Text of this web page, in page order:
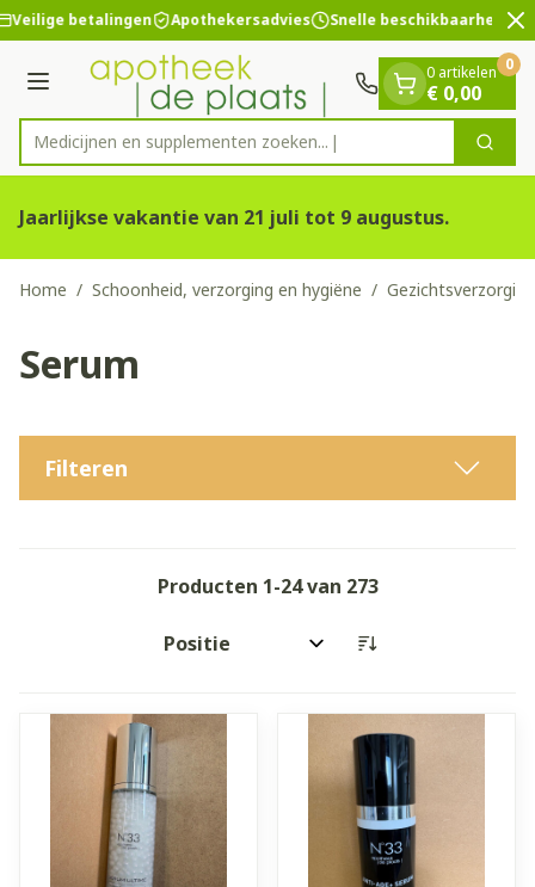
Ga naar de inhoud
2 van 2
Veilige betalingen Apothekersadvies Snelle beschikbaarheid
Menu
Product, merk, categorie...
Medicijnen en supplementen Zoek
0 artikelen
€ 0,00
0
Jaarlijkse vakantie van 21 juli tot 9 augustus.
Home / Schoonheid, verzorging en hygiëne / Gezichtsverzorging
Serum
Filteren
Producten 1-24van 273
Sorteer op: